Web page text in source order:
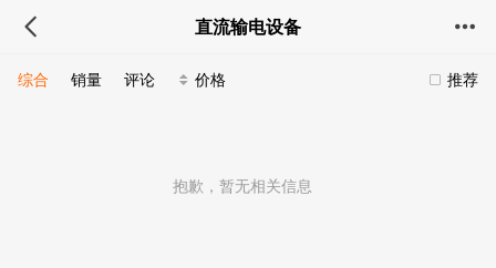
直流输电设备
推荐
综合 销量 评论 价格
抱歉，暂无相关信息